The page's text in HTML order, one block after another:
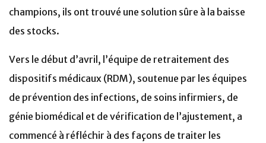
champions, ils ont trouvé une solution sûre à la baisse
des stocks.
Vers le début d’avril, l’équipe de retraitement des
dispositifs médicaux (RDM), soutenue par les équipes
de prévention des infections, de soins infirmiers, de
génie biomédical et de vérification de l’ajustement, a
commencé à réfléchir à des façons de traiter les